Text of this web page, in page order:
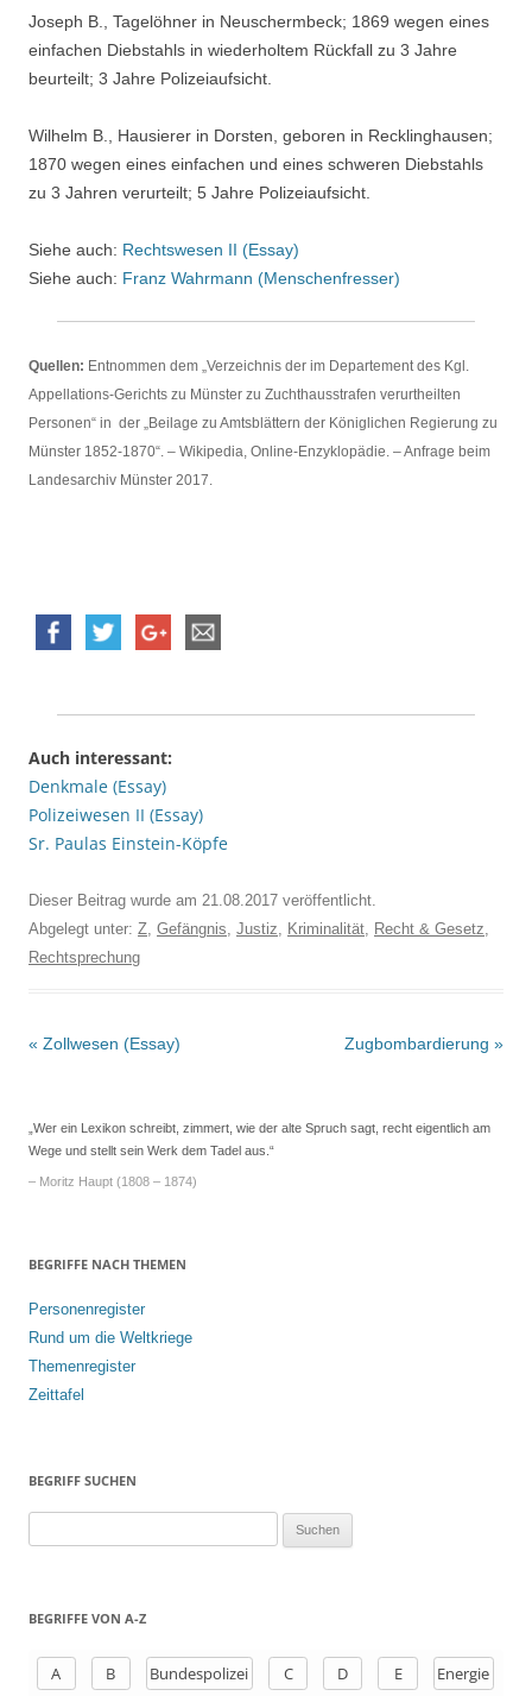
Joseph B., Tagelöhner in Neuschermbeck; 1869 wegen eines
einfachen Diebstahls in wiederholtem Rückfall zu 3 Jahre
beurteilt; 3 Jahre Polizeiaufsicht.
Wilhelm B., Hausierer in Dorsten, geboren in Recklinghausen;
1870 wegen eines einfachen und eines schweren Diebstahls
zu 3 Jahren verurteilt; 5 Jahre Polizeiaufsicht.
Siehe auch: Rechtswesen II (Essay)
Siehe auch: Franz Wahrmann (Menschenfresser)
Quellen: Entnommen dem „Verzeichnis der im Departement des Kgl.
Appellations-Gerichts zu Münster zu Zuchthausstrafen verurtheilten
Personen“ in der „Beilage zu Amtsblättern der Königlichen Regierung zu
Münster 1852-1870“. – Wikipedia, Online-Enzyklopädie. – Anfrage beim
Landesarchiv Münster 2017.
Auch interessant:
Denkmale (Essay)
Polizeiwesen II (Essay)
Sr. Paulas Einstein-Köpfe
Dieser Beitrag wurde am 21.08.2017 veröffentlicht.
Abgelegt unter: Z Gefängnis Justiz Kriminalität Recht & Gesetz
Rechtsprechung
Beitrags-
« Zollwesen (Essay) Zugbombardierung »
„Wer ein Lexikon schreibt, zimmert, wie der alte Spruch sagt, recht eigentlich am
Wege und stellt sein Werk dem Tadel aus.“
– Moritz Haupt (1808 – 1874)
BEGRIFFE NACH THEMEN
Personenregister
Rund um die Weltkriege
Themenregister
Zeittafel
BEGRIFF SUCHEN
h
BEGRIFFE VON A-Z
A B Bundespolizei C D E Energie